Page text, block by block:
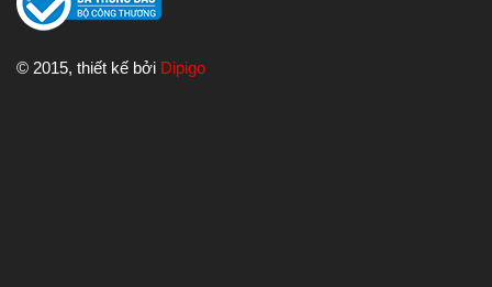
© 2015, thiết kế bởi Dipigo